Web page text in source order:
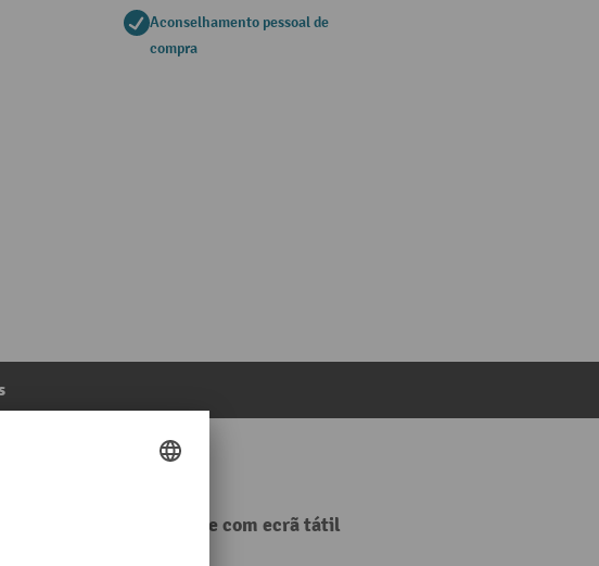
Aconselhamento pessoal de
compra
2.0 Scale/Scale+/Scale com ecrã tátil